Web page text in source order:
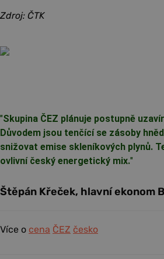
Zdroj: ČTK
"Skupina ČEZ plánuje postupně
Důvodem jsou tenčící se zásoby
snižovat emise skleníkových plynů.
ovlivní český energetický mix."
Štěpán Křeček, hlavní ekonom
Více o cena ČEZ česko